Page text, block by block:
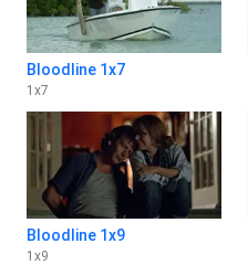
Bloodline 1x7
1 x7
Bloodline 1x9
1 x9